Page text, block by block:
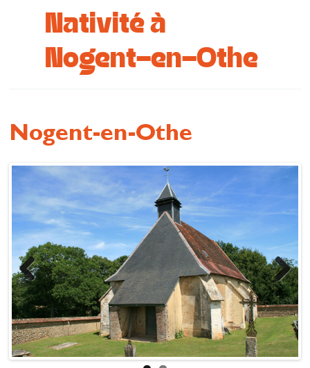
S’inspirerNativité à
Nogent-en-Othe
Nogent-en-Othe
Previous Next